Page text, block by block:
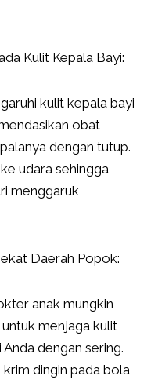
Kulit Kepala Bayi:
kulit kepala bayi
obat
dengan tutup.
udara sehingga
menggaruk
Daerah Popok:
anak mungkin
menjaga kulit
Anda dengan sering.
dingin pada bola